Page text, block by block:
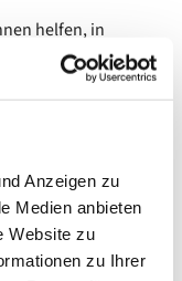
Anzeigen zu
Medien anbieten
Website zu
zu Ihrer
helfen, in
Jahre,
für
ein, solche, die
Es organisierte
zusammen